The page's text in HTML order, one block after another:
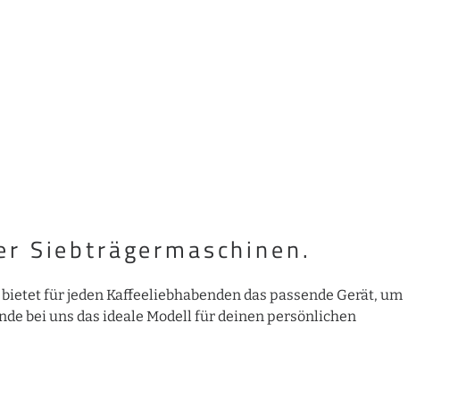
Siebträgermaschinen.
für jeden Kaffeeliebhabenden das passende Gerät, um
bei uns das ideale Modell für deinen persönlichen